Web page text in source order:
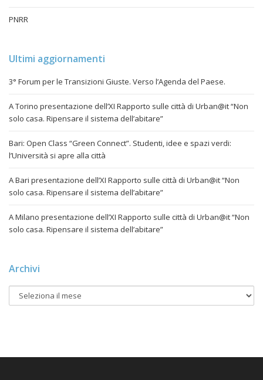
PNRR
Ultimi aggiornamenti
3° Forum per le Transizioni Giuste. Verso l’Agenda del Paese.
A Torino presentazione dell’XI Rapporto sulle città di Urban@it “Non
solo casa. Ripensare il sistema dell’abitare”
Bari: Open Class “Green Connect”. Studenti, idee e spazi verdi:
l’Università si apre alla città
A Bari presentazione dell’XI Rapporto sulle città di Urban@it “Non
solo casa. Ripensare il sistema dell’abitare”
A Milano presentazione dell’XI Rapporto sulle città di Urban@it “Non
solo casa. Ripensare il sistema dell’abitare”
Archivi